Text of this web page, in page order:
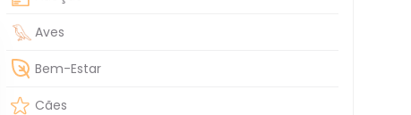
Aves
Bem-Estar
Cães